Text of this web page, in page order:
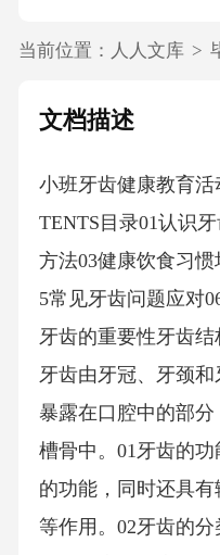
当前位置： 人人文库 >
文档描述
小班牙齿健康教育
TENTS目录01认识
方法03健康饮食习
5常见牙齿问题应对
牙齿的重要性牙齿
牙齿由牙冠、牙颈
暴露在口腔中的部
槽骨中。01牙齿的
的功能，同时还具
等作用。02牙齿的